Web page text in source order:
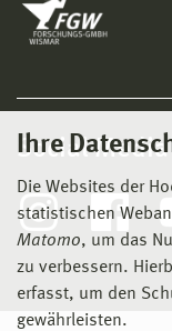
Ihre
Die Websites der
statistischen
Matomo, um das
zu verbessern.
erfasst, um den
gewährleisten.
Social Media